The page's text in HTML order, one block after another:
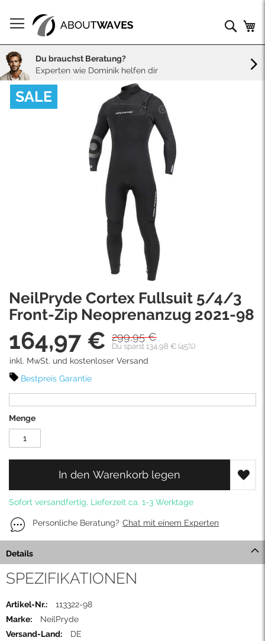
zum
Inhalt
Du brauchst Beratung?
Experten wie Dominik helfen dir
NeilPryde Cortex Fullsuit 5/4/3
Front-Zip Neoprenanzug 2021-98
299,95 €
Du sparst 134,98 € (45%)
Sonderpreis
164,97 €
inkl. MwSt. und kostenloser Versand
Bestpreis Garantie
Menge
In den Warenkorb legen
Sofort versandfertig, Lieferzeit ca. 1-3 Werktage
Personliche Beratung? Chat mit einem Experten
Skip
toSALE
to
the
beginning
of
the
images
Details
SPEZIFIKATIONEN
Mehr
Informationen
113322-98
NeilPryde
DE